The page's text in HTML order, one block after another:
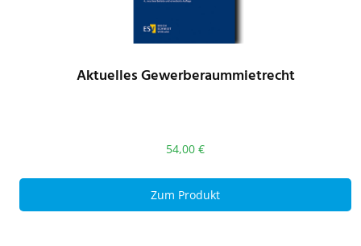
Aktuelles Gewerberaummietrecht
54,00 €
Zum Produkt